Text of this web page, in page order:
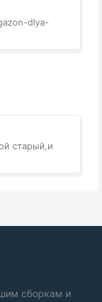
dlya-
старый,и
сборкам и